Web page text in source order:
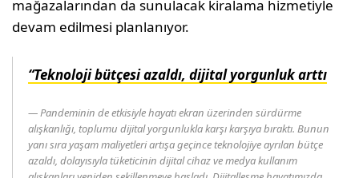
mağazalarından da sunulacak kiralama hizmetiyle
devam edilmesi planlanıyor.
“Teknoloji bütçesi azaldı, dijital yorgunluk arttı
Pandeminin de etkisiyle hayatı ekran üzerinden sürdürme
alışkanlığı, toplumu dijital yorgunlukla karşı karşıya bıraktı. Bunun
yanı sıra yaşam maliyetleri artışa geçince teknolojiye ayrılan bütçe
azaldı, dolayısıyla tüketicinin dijital cihaz ve medya kullanım